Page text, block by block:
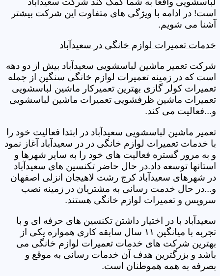
است! در ادامه با ویژگی های متفاوت این شرکت بیشتر
آشنا می شویم.
خدمات تعمیرات لوازم خانگی در سعیدآباد
شرکت تعمیر ماشین لباسشویی سعیدآباد بیش از دو دهه
است که در زمینه تعمیرات لوازم خانگی سنگین از جمله
تعمیرات کولر گازی بهترین تعمیرکار ماشین لباسشویی
تعمیرات ماشین ظرفشویی تعمیرات ماشین لباسشویی
و...فعالیت می کند.
تعمیر ماشین لباسشویی سعیدآباد در ابتدا فعالیت خود را
با خدمات تعمیرات لوازم خانگی در در سعیدآباد آغاز نمود
و به مرور گستره فعالیت های خود را به سایر شهرها و
استانها توسعه داد.در حال حاضر تکنسین های سعیدآباد
در شهرهای سعیدآباد کرج رشت لاهیجان انزلی اصفهان
و...در حال خدمت رسانی به مشتریان در زمینه نصب
سرویس و تعمیرات لوازم خانگی هستند.
سعیدآباد با در اختیار داشتن تکنسین های حرفه ای و با
تجربه با میانگین ۱۱ سال سابقه کاری همواره یکی از
بهترین شرکت های خدمات تعمیرات لوازم خانگی می
باشد و بزرگترین هدف آن خدمات رسانی به موقع و
بصرفه به همه هموطنان است.